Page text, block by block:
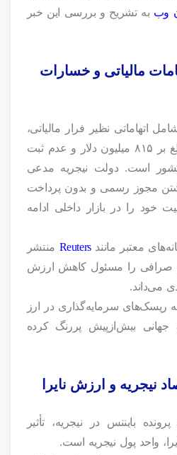
وب به تشریح و بررسی این خبر
مالیاتی و خسارات
اتهاماتی نظیر فرار مالیاتی،
ایجاد خسارت اقتصادی بالغ بر ۸۱۵ میلیون دلار و عدم ثبت
است. دولت نیجریه مدعی
مجوز رسمی و بدون پرداخت
خود را در بازار داخلی ادامه
معتبر مانندReuters منتشر
صرافی را مسئول کاهش ارزش
می‌داند.
ریسک‌های سرمایه‌گذاری در ارز
جهانی بیش‌ازپیش پررنگ کرده
نیجریه و ارزش نایرا
بایننس در نیجریه، تأثیر
واحد پول نیجریه است.